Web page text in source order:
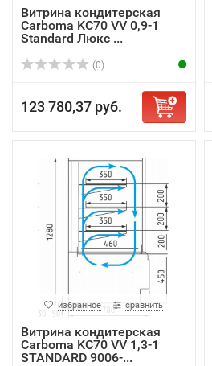
Витрина кондитерская
Carboma KC70 VV 0,9-1
Standard Люкс ...
(0)
123 780,37 руб.
избранное сравнить
Витрина кондитерская
Carboma KC70 VV 1,3-1
STANDARD 9006-...